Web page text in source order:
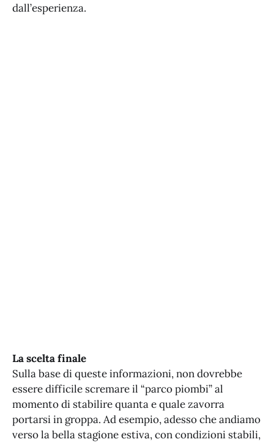
dall’esperienza.
La scelta finale
Sulla base di queste informazioni, non dovrebbe
essere difficile scremare il “parco piombi” al
momento di stabilire quanta e quale zavorra
portarsi in groppa. Ad esempio, adesso che andiamo
verso la bella stagione estiva, con condizioni stabili,